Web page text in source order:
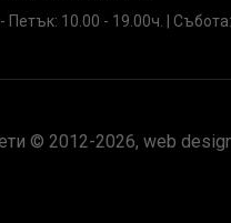
Петък: 10.00 - 19.00ч. |
© 2012-2026, web